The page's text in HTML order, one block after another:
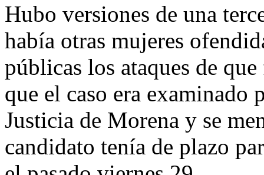
Hubo versiones de una
había otras mujeres
públicas los ataques de
que el caso era
Justicia de Morena y se
candidato tenía de plazo